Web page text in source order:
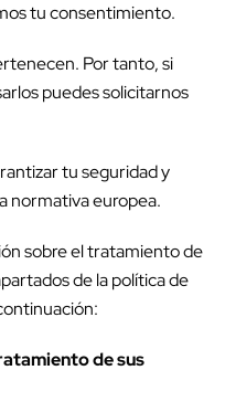
tu consentimiento.
Por tanto, si
puedes solicitarnos
tu seguridad y
normativa europea.
sobre el tratamiento de
de la política de
de sus